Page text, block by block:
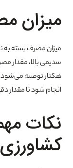
میزان
میزان مصرف بسته به
هکتار توصیه می‌شود.
انجام شود تا
نکات
کشاورزی